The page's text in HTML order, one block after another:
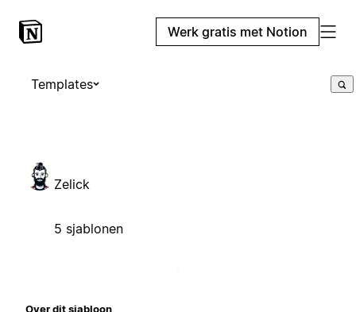
Werk gratis met Notion
Templates
Zelick
5 sjablonen
Over dit sjabloon